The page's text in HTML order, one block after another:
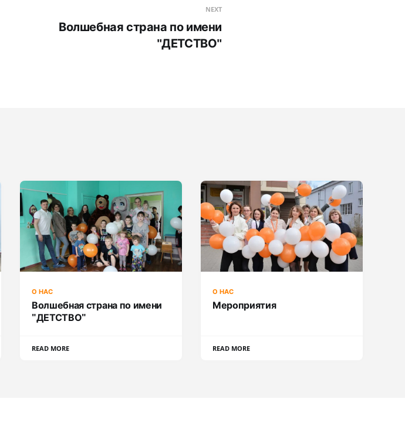
NEXT
Волшебная страна по имени
"ДЕТСТВО"
О НАС
Волшебная страна по имени
"ДЕТСТВО"
READ MORE
О НАС
Мероприятия
READ MORE